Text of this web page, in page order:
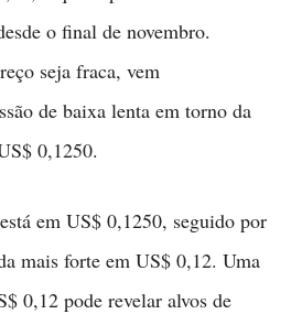
o final de novembro.
seja fraca, vem
de baixa lenta em torno da
0,1250.
em US$ 0,1250, seguido por
mais forte em US$ 0,12. Uma
0,12 pode revelar alvos de